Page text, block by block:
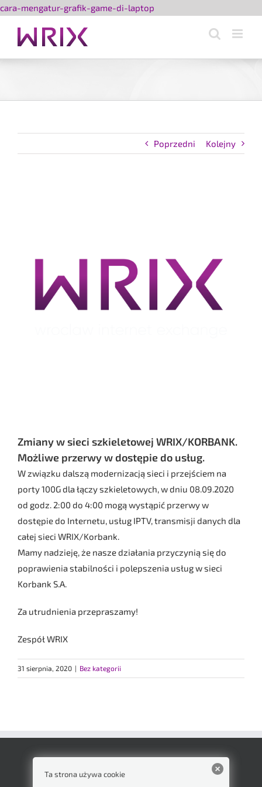
cara-mengatur-grafik-game-di-laptop
Poprzedni Kolejny
Zmiany w sieci szkieletowej WRIX/KORBANK.
Możliwe przerwy w dostępie do usług.
W związku dalszą modernizacją sieci i przejściem na
porty 100G dla łączy szkieletowych, w dniu 08.09.2020
od godz. 2:00 do 4:00 mogą wystąpić przerwy w
dostępie do Internetu, usług IPTV, transmisji danych dla
całej sieci WRIX/Korbank.
Mamy nadzieję, że nasze działania przyczynią się do
poprawienia stabilności i polepszenia usług w sieci
Korbank S.A.
Za utrudnienia przepraszamy!
Zespół WRIX
31 sierpnia, 2020 | Bez kategorii
Ta strona używa cookie